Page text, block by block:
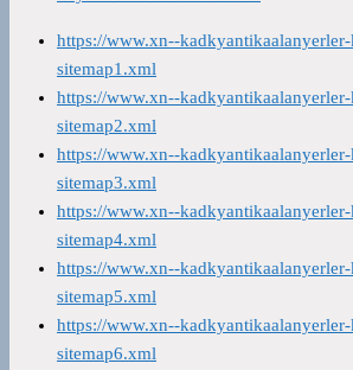
https://www.xn--
sitemap1.xml
https://www.xn--
sitemap2.xml
https://www.xn--
sitemap3.xml
https://www.xn--
sitemap4.xml
https://www.xn--
sitemap5.xml
https://www.xn--
sitemap6.xml